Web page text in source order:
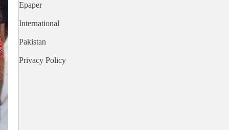
Epaper
International
Pakistan
Privacy Policy